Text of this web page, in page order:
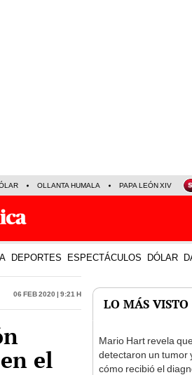
OLLANTA HUMALA PAPA LEÓN XIV
DEPORTES ESPECTÁCULOS DÓLAR
06 Feb 2020 | 9:21 h
el
LO MÁS VISTO
Mario Hart revela
detectaron un tumor
cómo recibió el